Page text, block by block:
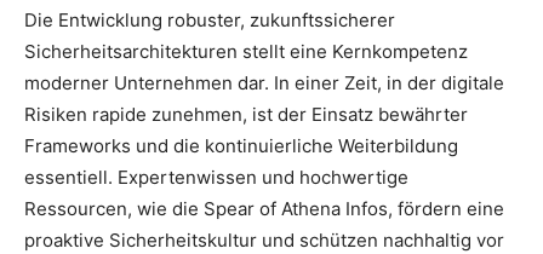
Die Entwicklung robuster, zukunftssicherer
Sicherheitsarchitekturen stellt eine Kernkompetenz
moderner Unternehmen dar. In einer Zeit, in der digitale
Risiken rapide zunehmen, ist der Einsatz bewährter
Frameworks und die kontinuierliche Weiterbildung
essentiell. Expertenwissen und hochwertige
Ressourcen, wie die Spear of Athena Infos, fördern eine
proaktive Sicherheitskultur und schützen nachhaltig vor